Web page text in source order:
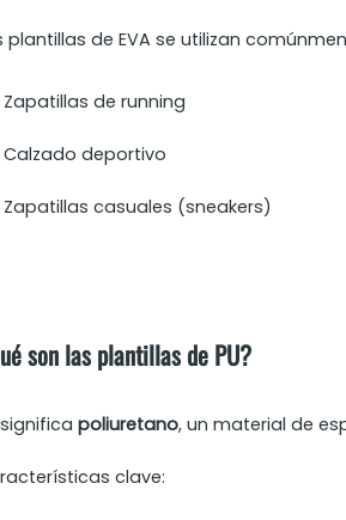
plantillas de EVA se utilizan
Zapatillas de running
Calzado deportivo
Zapatillas casuales (sneakers)
son las plantillas de PU?
significa poliuretano, un material de
clave: